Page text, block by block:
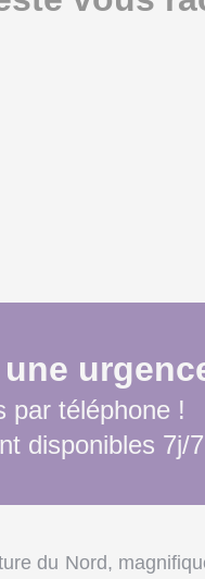
par téléphone !
disponibles 7j/
du Nord,